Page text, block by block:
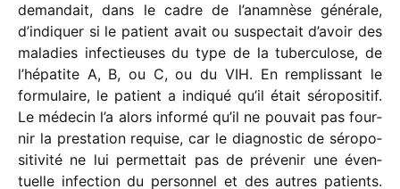
deman­dait, dans le cadre de l’anamnèse géné­rale,
d’indiquer si le patient avait ou suspec­tait d’avoir des
mala­dies infec­tieuses du type de la tuber­cu­lose, de
l’hépatite A, B, ou C, ou du VIH. En remplis­sant le
formu­laire, le patient a indi­qué qu’il était séro­po­si­tif.
Le méde­cin l’a alors informé qu’il ne pouvait pas four­
nir la pres­ta­tion requise, car le diag­nos­tic de séro­po­
si­ti­vité ne lui permet­tait pas de préve­nir une éven­
tuelle infec­tion du person­nel et des autres patients.